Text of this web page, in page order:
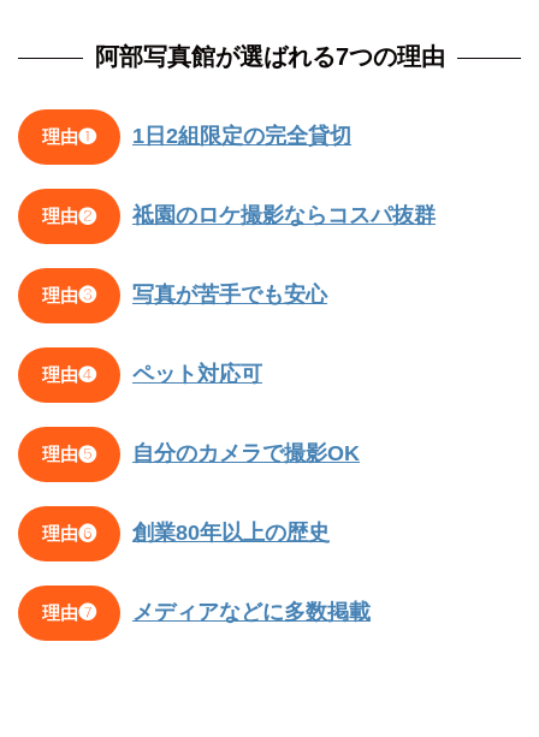
阿部写真館が選ばれる7つの理由
理由❶ 1日2組限定の完全貸切
理由❷ 祗園のロケ撮影ならコスパ抜群
理由❸ 写真が苦手でも安心
理由❹ ペット対応可
理由❺ 自分のカメラで撮影OK
理由❻ 創業80年以上の歴史
理由❼ メディアなどに多数掲載